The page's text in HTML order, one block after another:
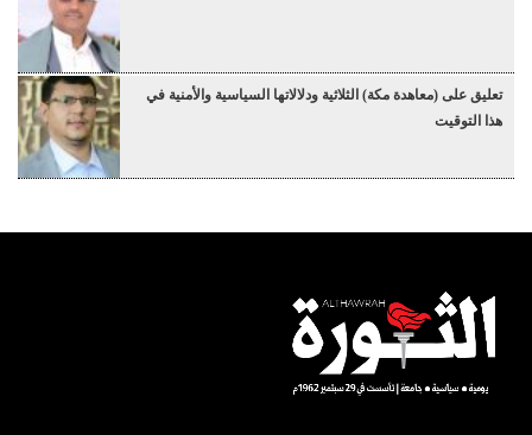
تعليق على (معاهدة مكة) الثلاثية ودلالاتها السياسية والأمنية في
هذا التوقيت